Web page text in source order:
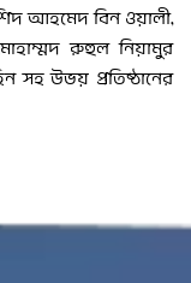
আহমেদ বিন ওয়ালী,
রুহুল নিয়ামুর
সহ উভয় প্রতিষ্ঠানের